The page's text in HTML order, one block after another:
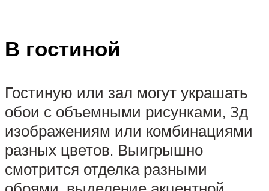
В гостиной
Гостиную или зал могут украшать
обои с объемными рисунками, 3д
изображениям или комбинациями
разных цветов. Выигрышно
смотрится отделка разными